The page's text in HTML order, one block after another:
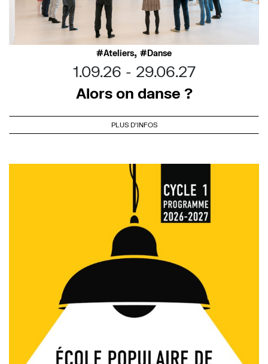
Ateliers, Danse
1.09.26
29.06.27
Alors on danse ?
PLUS D'INFOS